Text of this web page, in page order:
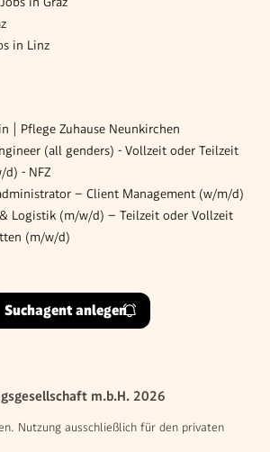
in Linz
| Pflege Zuhause Neunkirchen
(all genders) - Vollzeit oder Teilzeit
- NFZ
– Client Management (w/m/d)
Logistik (m/w/d) – Teilzeit oder Vollzeit
(m/w/d)
Suchagent anlegen
m.b.H. 2026
Nutzung ausschließlich für den privaten